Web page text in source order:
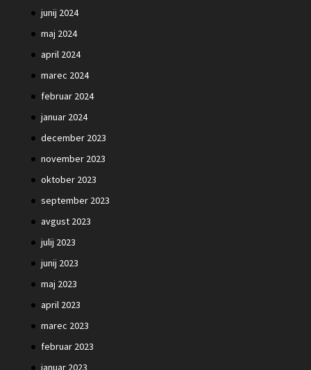
junij 2024
maj 2024
april 2024
marec 2024
februar 2024
januar 2024
december 2023
november 2023
oktober 2023
september 2023
avgust 2023
julij 2023
junij 2023
maj 2023
april 2023
marec 2023
februar 2023
januar 2023